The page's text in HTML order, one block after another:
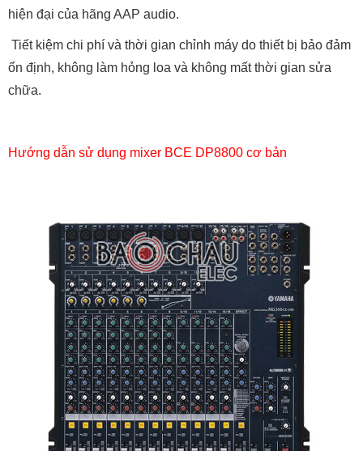
hiện đại của hãng AAP audio.
Tiết kiệm chi phí và thời gian chỉnh máy do thiết bị bảo đảm
ổn định, không làm hỏng loa và không mất thời gian sửa
chữa.
Hướng dẫn sử dụng mixer BCE DP8800 cơ bản